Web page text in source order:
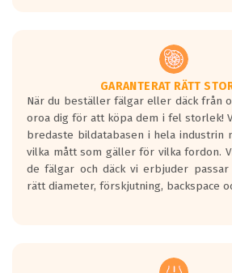
Vid körning i över 50km/h brukar
rullmotståndets ljud överträffa
motorljudet.
På däckmärkningen kommer det finnas
en symbol av ett däck med vågar. Hög
bullernivå markeras med svarta vågor
medans de vita vågorna påvisar om
ett tyst däck.
regelverket som introduceras år 2016.
GARANTERAT RÄTT
När du beställer fälgar eller däck från
oroa dig för att köpa dem i fel storlek!
bredaste bildatabasen i hela industrin
vilka mått som gäller för vilka fordon.
de fälgar och däck vi erbjuder
rätt diameter, förskjutning, backspace